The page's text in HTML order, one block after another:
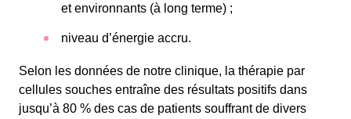
et environnants (à long terme) ;
niveau d’énergie accru.
Selon les données de notre clinique, la thérapie par
cellules souches entraîne des résultats positifs dans
jusqu’à 80 % des cas de patients souffrant de divers